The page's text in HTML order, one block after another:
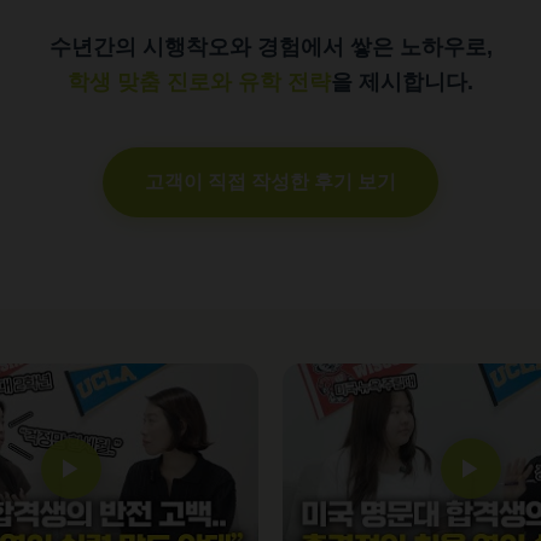
수년간의 시행착오와 경험에서 쌓은 노하우로,
학생 맞춤 진로와 유학 전략을 제시합니다.
고객이 직접 작성한 후기 보기
▶ ▶